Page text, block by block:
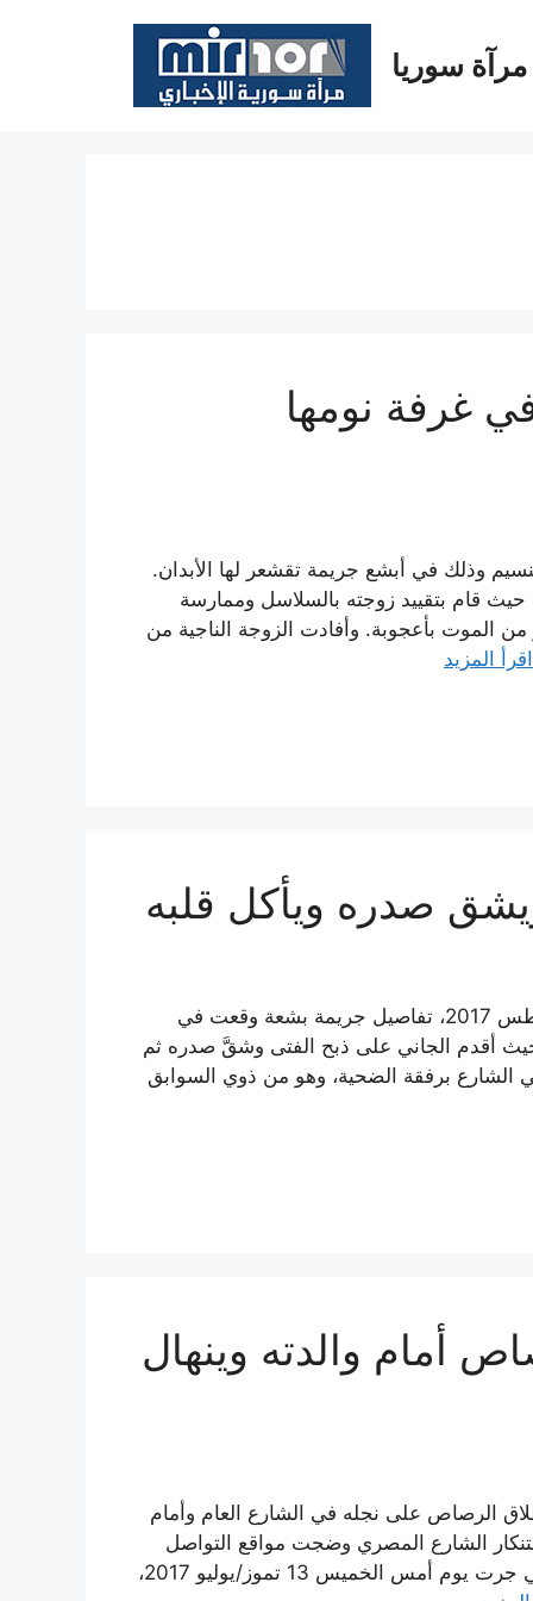
مرآة سوريا
غرفة نومها
وذلك في أبشع جريمة تقشعر لها الأبدان.
قام بتقييد زوجته بالسلاسل وممارسة
الموت بأعجوبة. وأفادت الزوجة الناجية من
اقرأ المزيد
صدره ويأكل قلبه
نشرت صحيفة “الصباح” المغربية اليوم السبت 12 آب/أغسطس 2017، تفاصيل جريمة بشعة وقعت في
راح ضحيتها فتى قاصر لم يتجاوز الـ 16 عاماً، حيث أقدم الجاني على ذبح الفتى وشقَّ صدره ثم
(32 عاماً) يعيش متشرداً في الشارع برفقة الضحية، وهو من ذوي السوابق
أمام والدته وينهال
الرصاص على نجله في الشارع العام وأمام
الشارع المصري وضجت مواقع التواصل
الاجتماعي. وتداول ناشطون مقطع فيديو أظهر الجريمة التي جرت يوم أمس الخميس 13 تموز/يوليو 2017،